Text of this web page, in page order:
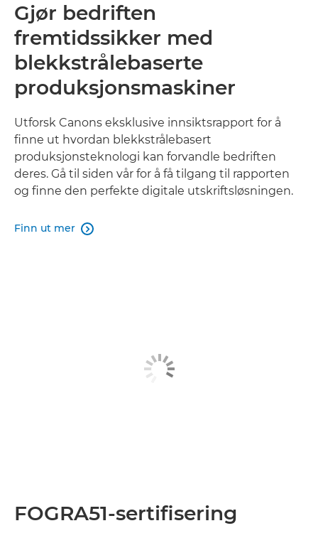
Gjør bedriften
fremtidssikker med
blekkstrålebaserte
produksjonsmaskiner
Utforsk Canons eksklusive innsiktsrapport for å
finne ut hvordan blekkstrålebasert
produksjonsteknologi kan forvandle bedriften
deres. Gå til siden vår for å få tilgang til rapporten
og finne den perfekte digitale utskriftsløsningen.
Finn ut mer 
FOGRA51-sertifisering